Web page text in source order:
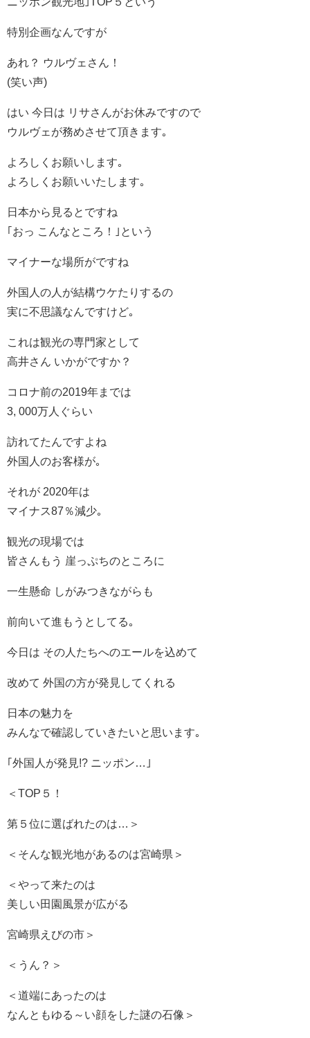
特別企画なんですが
あれ？ ウルヴェさん！
(笑い声)
はい 今日は リサさんがお休みですので
ウルヴェが務めさせて頂きます｡
よろしくお願いします｡
よろしくお願いいたします｡
日本から見るとですね
｢おっ こんなところ！｣という
マイナーな場所がですね
外国人の人が結構ウケたりするの
実に不思議なんですけど｡
これは観光の専門家として
高井さん いかがですか？
コロナ前の2019年までは
3, 000万人ぐらい
訪れてたんですよね
外国人のお客様が｡
それが 2020年は
マイナス87％減少｡
観光の現場では
皆さんもう 崖っぷちのところに
一生懸命 しがみつきながらも
前向いて進もうとしてる｡
今日は その人たちへのエールを込めて
改めて 外国の方が発見してくれる
日本の魅力を
みんなで確認していきたいと思います｡
｢外国人が発見!? ニッポン…｣
＜TOP５！
第５位に選ばれたのは…＞
＜そんな観光地があるのは宮崎県＞
＜やって来たのは
美しい田園風景が広がる
宮崎県えびの市＞
＜うん？＞
＜道端にあったのは
なんともゆる～い顔をした謎の石像＞